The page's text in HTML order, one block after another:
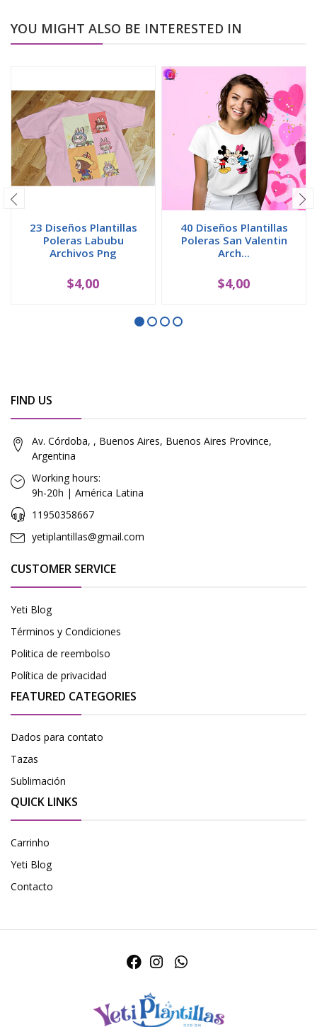
YOU MIGHT ALSO BE INTERESTED IN
23 Diseños Plantillas
Poleras Labubu
Archivos Png
$4,00
40 Diseños Plantillas
Poleras San Valentin
Arch...
$4,00
FIND US
Av. Córdoba, , Buenos Aires, Buenos Aires Province,
Argentina
Working hours:
9h-20h | América Latina
11950358667
yetiplantillas@gmail.com
CUSTOMER SERVICE
Yeti Blog
Términos y Condiciones
Politica de reembolso
Política de privacidad
FEATURED CATEGORIES
Dados para contato
Tazas
Sublimación
QUICK LINKS
Carrinho
Yeti Blog
Contacto